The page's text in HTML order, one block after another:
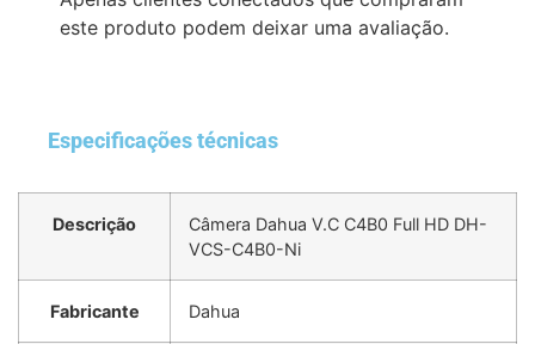
este produto podem deixar uma avaliação.
Especificações técnicas
Descrição
Câmera Dahua V.C C4B0 Full HD DH-
VCS-C4B0-Ni
Fabricante Dahua